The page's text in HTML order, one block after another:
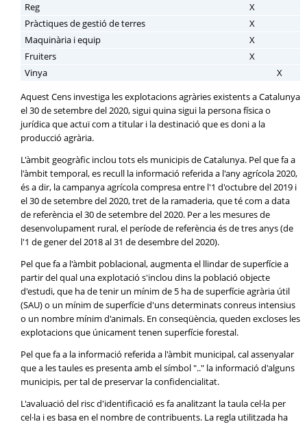
Reg
X
Pràctiques de gestió de terres
X
Maquinària i equip
X
Fruiters
X
Vinya
X
Aquest Cens investiga les explotacions agràries existents a Catalunya
el 30 de setembre del 2020, sigui quina sigui la persona física o
jurídica que actuï com a titular i la destinació que es doni a la
producció agrària.
L'àmbit geogràfic inclou tots els municipis de Catalunya. Pel que fa a
l'àmbit temporal, es recull la informació referida a l'any agrícola 2020,
és a dir, la campanya agrícola compresa entre l'1 d'octubre del 2019 i
el 30 de setembre del 2020, tret de la ramaderia, que té com a data
de referència el 30 de setembre del 2020. Per a les mesures de
desenvolupament rural, el període de referència és de tres anys (de
l'1 de gener del 2018 al 31 de desembre del 2020).
Pel que fa a l'àmbit poblacional, augmenta el llindar de superfície a
partir del qual una explotació s'inclou dins la població objecte
d'estudi, que ha de tenir un mínim de 5 ha de superfície agrària útil
(SAU) o un mínim de superfície d'uns determinats conreus intensius
o un nombre mínim d'animals. En conseqüència, queden excloses les
explotacions que únicament tenen superfície forestal.
Pel que fa a la informació referida a l'àmbit municipal, cal assenyalar
que a les taules es presenta amb el símbol ".." la informació d'alguns
municipis, per tal de preservar la confidencialitat.
L'avaluació del risc d'identificació es fa analitzant la taula cel·la per
cel·la i es basa en el nombre de contribuents. La regla utilitzada ha